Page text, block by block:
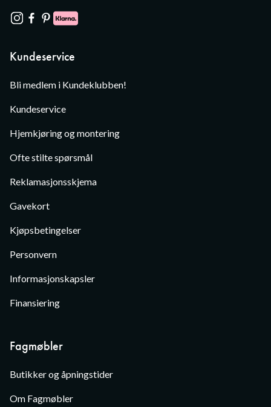
Kundeservice
Bli medlem i Kundeklubben!
Kundeservice
Hjemkjøring og montering
Ofte stilte spørsmål
Reklamasjonsskjema
Gavekort
Kjøpsbetingelser
Personvern
Informasjonskapsler
Finansiering
Fagmøbler
Butikker og åpningstider
Om Fagmøbler